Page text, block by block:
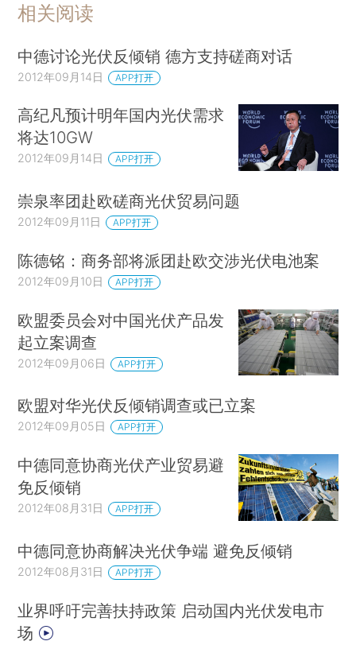
相关阅读
中德讨论光伏反倾销 德方支持磋商对话
2012年09月14日 APP打开
高纪凡预计明年国内光伏需求
将达10GW
2012年09月14日 APP打开
崇泉率团赴欧磋商光伏贸易问题
2012年09月11日 APP打开
陈德铭：商务部将派团赴欧交涉光伏电池案
2012年09月10日 APP打开
欧盟委员会对中国光伏产品发
起立案调查
2012年09月06日 APP打开
欧盟对华光伏反倾销调查或已立案
2012年09月05日 APP打开
中德同意协商光伏产业贸易避
免反倾销
2012年08月31日 APP打开
中德同意协商解决光伏争端 避免反倾销
2012年08月31日 APP打开
业界呼吁完善扶持政策 启动国内光伏发电市
场